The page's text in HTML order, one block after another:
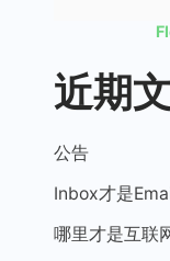
近期
公告
Inbox才是
哪里才是互联